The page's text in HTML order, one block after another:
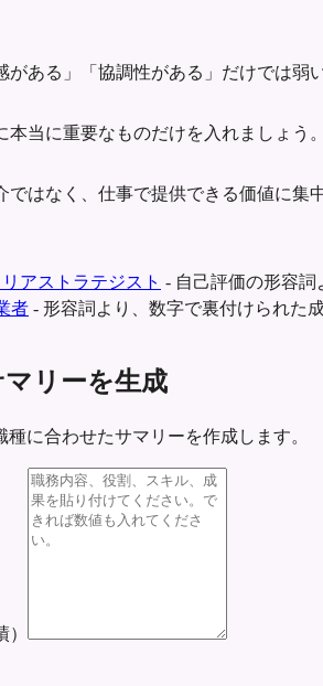
がある」「協調性がある」だけでは弱
本当に重要なものだけを入れましょう。
ではなく、仕事で提供できる価値に集
リアストラテジスト - 自己評価の形容詞
者 - 形容詞より、数字で裏付けられた
マリーを生成
に合わせたサマリーを作成します。